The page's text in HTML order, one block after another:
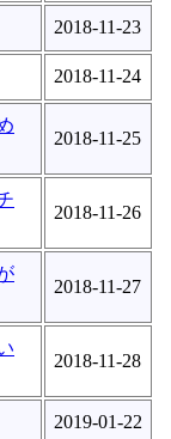
2018-11-23
2018-11-24
2018-11-25
2018-11-26
2018-11-27
2018-11-28
2019-01-22